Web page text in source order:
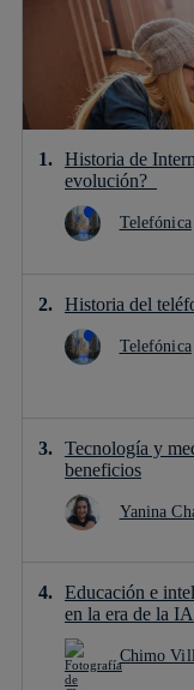
Historia de
evolución?
Telefónica
Historia del
Telefónica
Tecnología y
beneficios
Yanina
Educación e
en la era de la
Chimo